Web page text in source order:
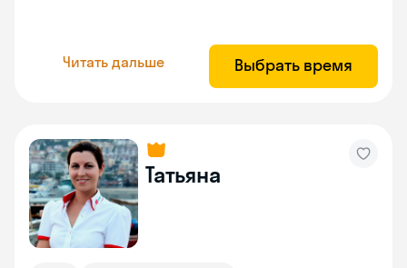
Читать дальше Выбрать время
Татьяна